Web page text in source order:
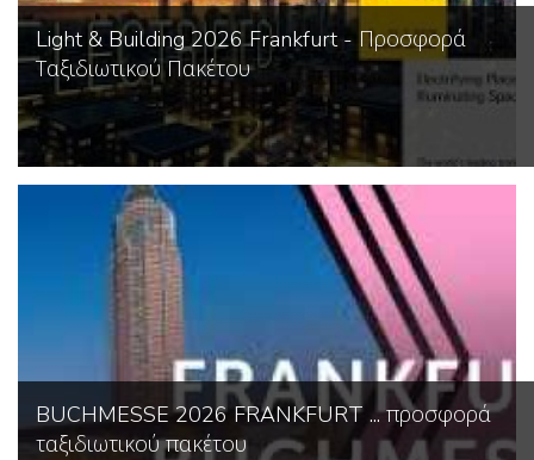
Light & Building 2026 Frankfurt - Προσφορά
Ταξιδιωτικού Πακέτου
BUCHMESSE 2026 FRANKFURT ... προσφορά
ταξιδιωτικού πακέτου